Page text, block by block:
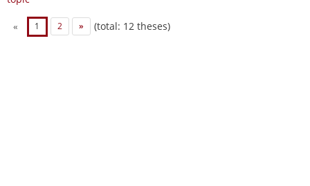
« 1 2 » (total: 12 theses)